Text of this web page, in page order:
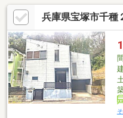
らします。□全居室8帖以上の
備え、すっきりとした住空間
れる登り棒など、遊び心を感
『フレスコ小林店』など日常
も恵まれています。□第1種低
包まれながら、個性と快適さ
兵庫県宝塚市千種